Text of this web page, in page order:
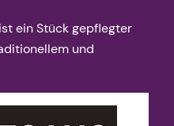
ein Stück gepflegter
und